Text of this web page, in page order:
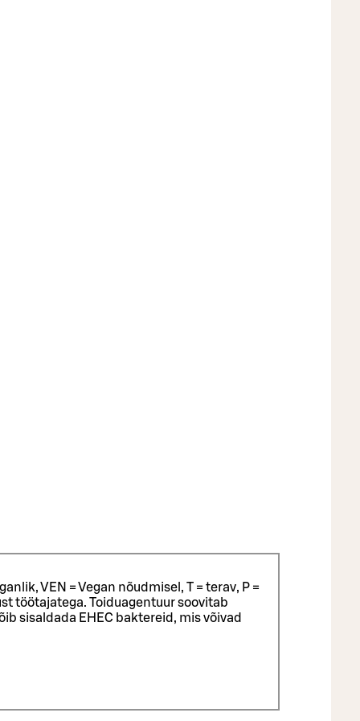
VEN = Vegan nõudmisel, T = terav, P =
töötajatega. Toiduagentuur soovitab
sisaldada EHEC baktereid, mis võivad